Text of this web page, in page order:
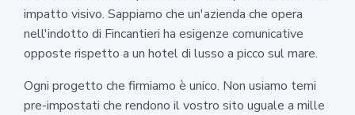
impatto visivo. Sappiamo che un'azienda che opera
nell'indotto di Fincantieri ha esigenze comunicative
opposte rispetto a un hotel di lusso a picco sul mare.
Ogni progetto che firmiamo è unico. Non usiamo temi
pre-impostati che rendono il vostro sito uguale a mille